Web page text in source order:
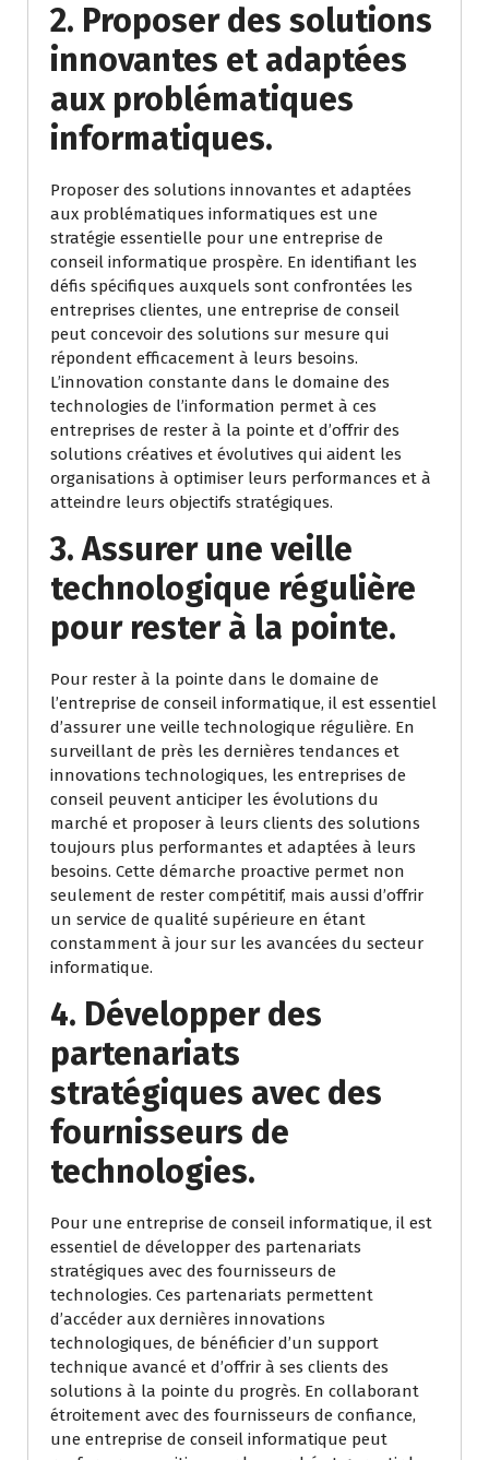
2. Proposer des solutions
innovantes et adaptées
aux problématiques
informatiques.
Proposer des solutions innovantes et adaptées
aux problématiques informatiques est une
stratégie essentielle pour une entreprise de
conseil informatique prospère. En identifiant les
défis spécifiques auxquels sont confrontées les
entreprises clientes, une entreprise de conseil
peut concevoir des solutions sur mesure qui
répondent efficacement à leurs besoins.
L’innovation constante dans le domaine des
technologies de l’information permet à ces
entreprises de rester à la pointe et d’offrir des
solutions créatives et évolutives qui aident les
organisations à optimiser leurs performances et à
atteindre leurs objectifs stratégiques.
3. Assurer une veille
technologique régulière
pour rester à la pointe.
Pour rester à la pointe dans le domaine de
l’entreprise de conseil informatique, il est essentiel
d’assurer une veille technologique régulière. En
surveillant de près les dernières tendances et
innovations technologiques, les entreprises de
conseil peuvent anticiper les évolutions du
marché et proposer à leurs clients des solutions
toujours plus performantes et adaptées à leurs
besoins. Cette démarche proactive permet non
seulement de rester compétitif, mais aussi d’offrir
un service de qualité supérieure en étant
constamment à jour sur les avancées du secteur
informatique.
4. Développer des
partenariats
stratégiques avec des
fournisseurs de
technologies.
Pour une entreprise de conseil informatique, il est
essentiel de développer des partenariats
stratégiques avec des fournisseurs de
technologies. Ces partenariats permettent
d’accéder aux dernières innovations
technologiques, de bénéficier d’un support
technique avancé et d’offrir à ses clients des
solutions à la pointe du progrès. En collaborant
étroitement avec des fournisseurs de confiance,
une entreprise de conseil informatique peut